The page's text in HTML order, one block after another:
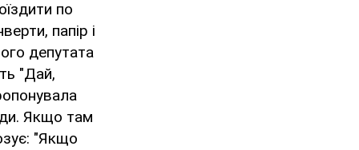
по
папір і
депутата
"Дай,
Якщо там
"Якщо